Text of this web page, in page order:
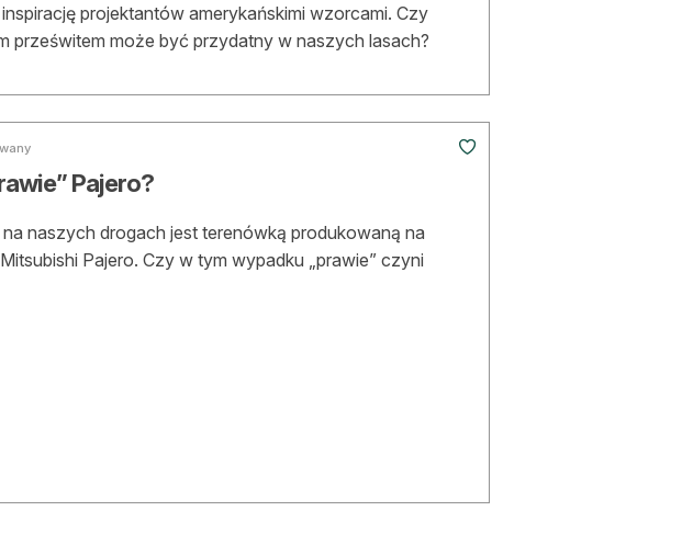
projektantów amerykańskimi wzorcami. Czy
prześwitem może być przydatny w naszych lasach?
Pajero?
naszych drogach jest terenówką produkowaną na
Pajero. Czy w tym wypadku „prawie” czyni